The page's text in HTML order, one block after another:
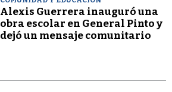
Alexis Guerrera inauguró una
obra escolar en General Pinto y
dejó un mensaje comunitario